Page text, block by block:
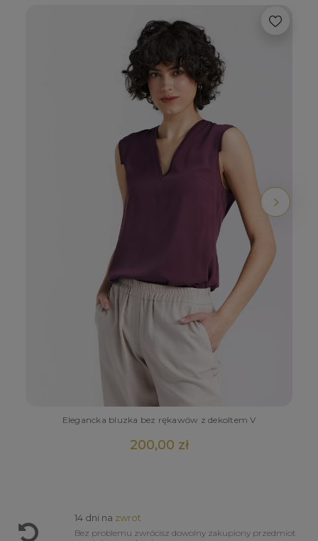
Elegancka bluzka bez rękawów z dekoltem V
200,00 zł
14 dni na zwrot
Bez problemu zwrócisz dowolny zakupiony przedmiot